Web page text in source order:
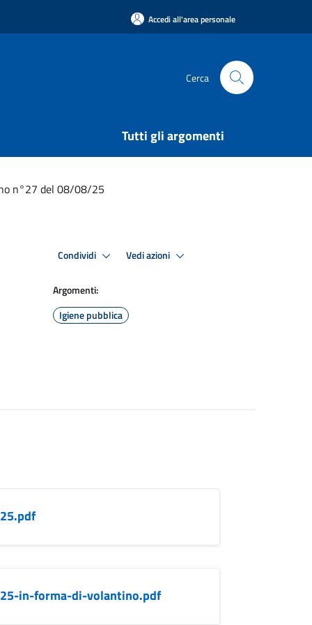
Accedi all'area personale
Cerca
Tutti gli argomenti
n°27 del 08/08/25
Condividi Vedi azioni
Argomenti:
Igiene pubblica
in-forma-di-volantino.pdf